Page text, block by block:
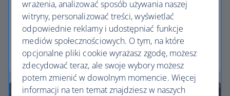
Our Euro Traveller cabin offers all the touches you
need to enjoy your flight at an affordable price.
Euro traveller
wrażenia, analizować sposób używania naszej
witryny, personalizować treści, wyświetlać
odpowiednie reklamy i udostępniać funkcje
mediów społecznościowych. O tym, na które
opcjonalne pliki cookie wyrażasz zgodę, możesz
zdecydować teraz, ale swoje wybory możesz
potem zmienić w dowolnym momencie. Więcej
informacji na ten temat znajdziesz w naszych